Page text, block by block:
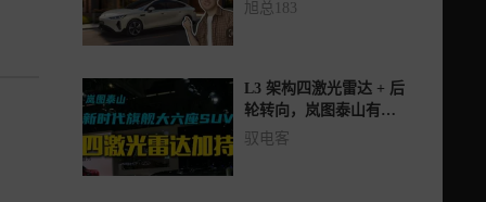
旭总183
L3 架构四激光雷达 + 后
轮转向，岚图泰山有多
能打？
驭电客